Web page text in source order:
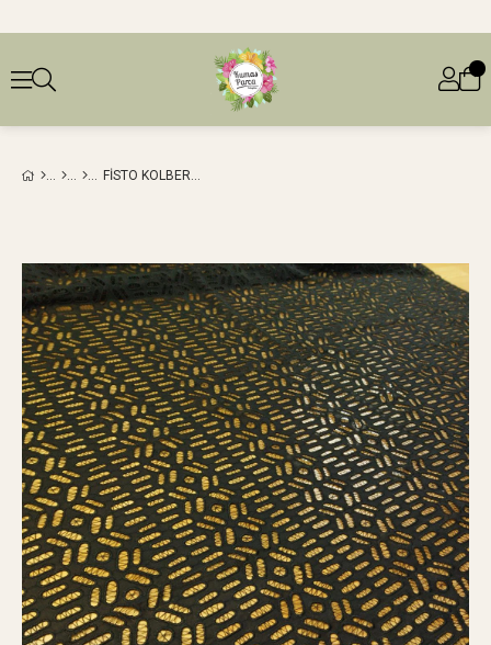
FISTO KOLBER NAKIŞLI SIYAH EN: 130 CM